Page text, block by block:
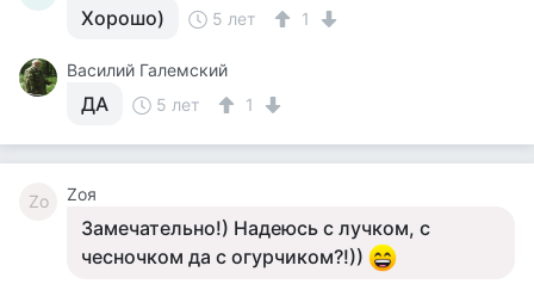
Хорошо) 5 лет 1
Василий Галемский
ДА 5 лет 1
Zо Zоя
Замечательно!) Надеюсь с лучком, с
чесночком да с огурчиком?!))